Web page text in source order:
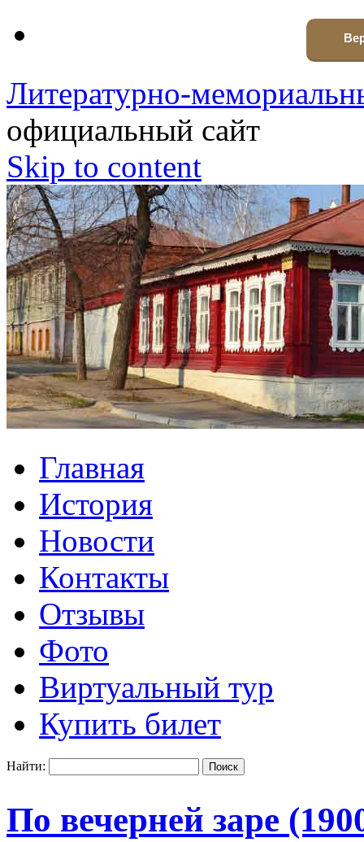
Литературно-
официальный сайт
Skip to content
Главная
История
Новости
Контакты
Отзывы
Фото
Виртуальный тур
Купить билет
Найти:
По вечерней заре